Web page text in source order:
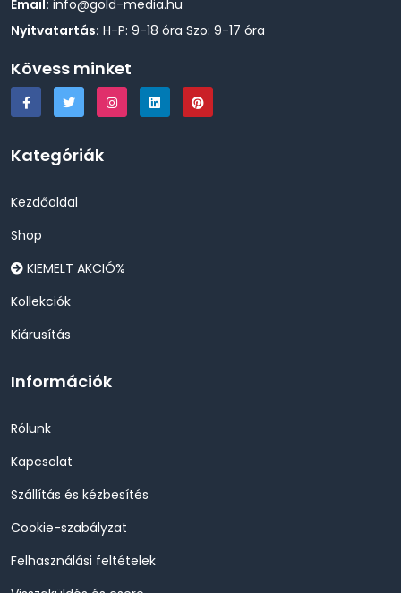
Email: info@gold-media.hu
Nyitvatartás: H-P: 9-18 óra Szo: 9-17 óra
Kövess minket
Kategóriák
Kezdőoldal
Shop
KIEMELT AKCIÓ%
Kollekciók
Kiárusítás
Információk
Rólunk
Kapcsolat
Szállítás és kézbesítés
Cookie-szabályzat
Felhasználási feltételek